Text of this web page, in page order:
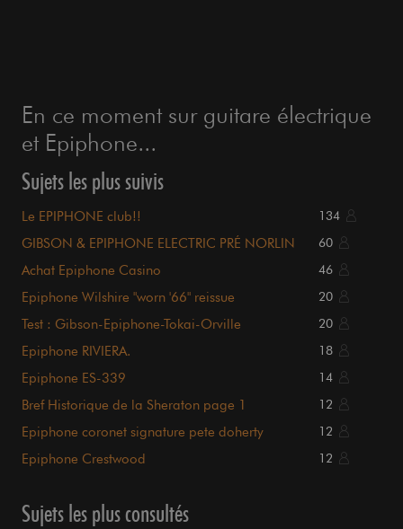
En ce moment sur guitare électrique
et Epiphone...
Sujets les plus suivis
Le EPIPHONE club!! 134
GIBSON & EPIPHONE ELECTRIC PRÉ NORLIN 60
Achat Epiphone Casino 46
Epiphone Wilshire "worn '66" reissue 20
Test : Gibson-Epiphone-Tokai-Orville 20
Epiphone RIVIERA. 18
Epiphone ES-339 14
Bref Historique de la Sheraton page 1 12
Epiphone coronet signature pete doherty 12
Epiphone Crestwood 12
Sujets les plus consultés